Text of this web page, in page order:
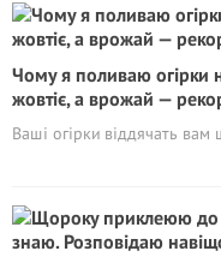
Чому я поливаю огірки
жовтіє, а врожай —
Ваші огірки віддячать